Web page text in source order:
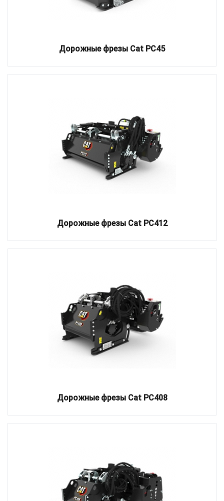
Дорожные фрезы Cat PC45
Дорожные фрезы Cat PC412
Дорожные фрезы Cat PC408